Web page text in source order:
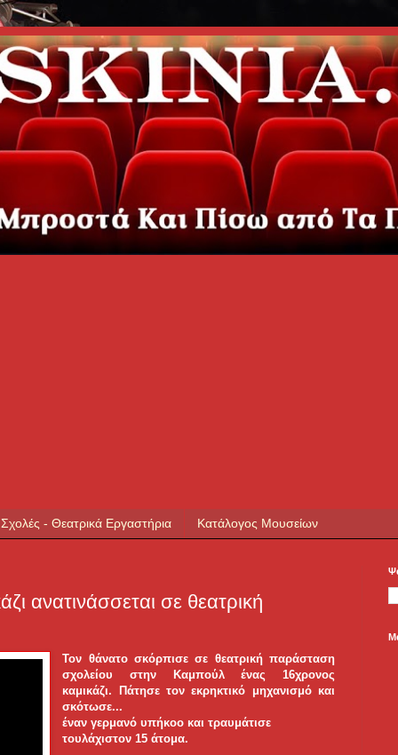
- Θεατρικά Εργαστήρια Κατάλογος Μουσείων
ανατινάσσεται σε θεατρική
Τον θάνατο σκόρπισε σε θεατρική παράσταση
σχολείου στην Καμπούλ ένας 16χρονος
καμικάζι. Πάτησε τον εκρηκτικό μηχανισμό και
σκότωσε...
έναν γερμανό υπήκοο και τραυμάτισε
τουλάχιστον 15 άτομα.